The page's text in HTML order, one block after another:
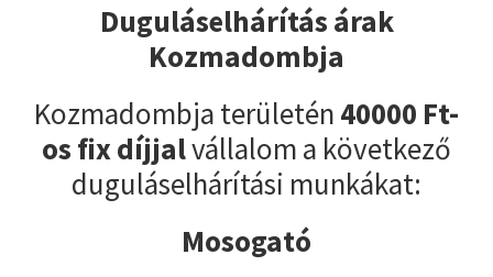
Duguláselhárítás árak
Kozmadombja
Kozmadombja területén 40000 Ft-
os fix díjjalvállalom a következő
duguláselhárítási munkákat:
Mosogató